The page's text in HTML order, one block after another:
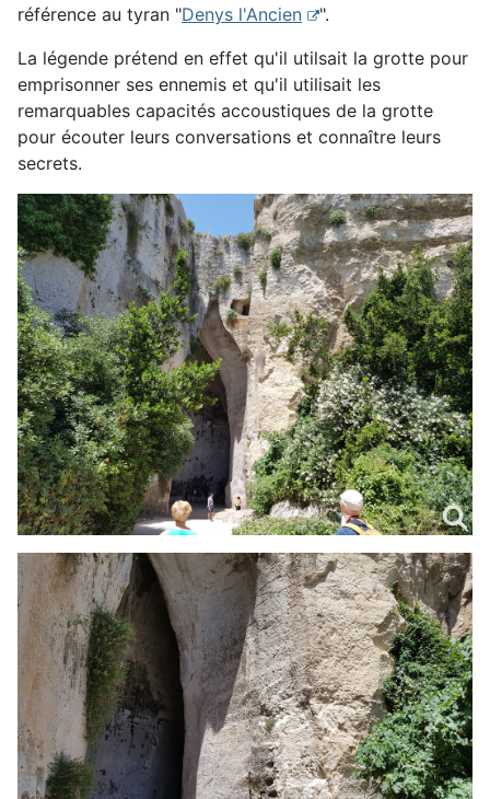
référence au tyran "Denys l'Ancien
".
La légende prétend en effet qu'il utilsait la grotte pour
emprisonner ses ennemis et qu'il utilisait les
remarquables capacités accoustiques de la grotte
pour écouter leurs conversations et connaître leurs
secrets.